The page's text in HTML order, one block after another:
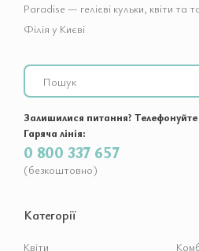
Paradise — гелієві кульки, квіти та
Філія у Києві
Search
Залишилися питання?
Гаряча лінія:
0 800 337 657
(безкоштовно)
Категорії
Квіти